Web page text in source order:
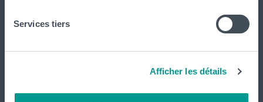
Services tiers
Afficher les détails
CeREF Arts-Appliqués